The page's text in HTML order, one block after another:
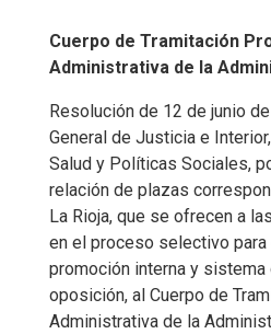
Cuerpo de Tramitación
Administrativa de la
Resolución de 12 de junio
General de Justicia e
Salud y Políticas Sociales,
relación de plazas
La Rioja, que se ofrecen a
en el proceso selectivo
promoción interna y sistema
oposición, al Cuerpo de
Administrativa de la